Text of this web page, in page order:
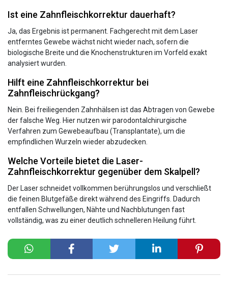
Ist eine Zahnfleischkorrektur dauerhaft?
Ja, das Ergebnis ist permanent. Fachgerecht mit dem Laser
entferntes Gewebe wächst nicht wieder nach, sofern die
biologische Breite und die Knochenstrukturen im Vorfeld exakt
analysiert wurden.
Hilft eine Zahnfleischkorrektur bei
Zahnfleischrückgang?
Nein. Bei freiliegenden Zahnhälsen ist das Abtragen von Gewebe
der falsche Weg. Hier nutzen wir parodontalchirurgische
Verfahren zum Gewebeaufbau (Transplantate), um die
empfindlichen Wurzeln wieder abzudecken.
Welche Vorteile bietet die Laser-
Zahnfleischkorrektur gegenüber dem Skalpell?
Der Laser schneidet vollkommen berührungslos und verschließt
die feinen Blutgefäße direkt während des Eingriffs. Dadurch
entfallen Schwellungen, Nähte und Nachblutungen fast
vollständig, was zu einer deutlich schnelleren Heilung führt.